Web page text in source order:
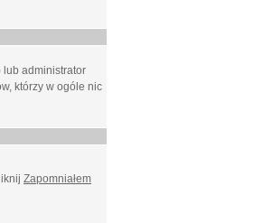
lub administrator
którzy w ogóle nic
Zapomniałem